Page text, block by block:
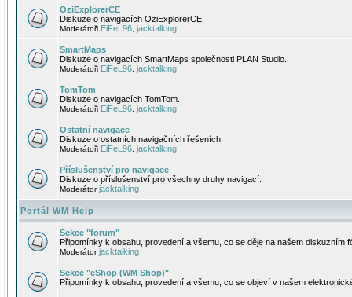
OziExplorerCE
Diskuze o navigacích OziExplorerCE.
Moderátoři EiFeL96 jacktalking
SmartMaps
Diskuze o navigacích SmartMaps společnosti PLAN Studio.
Moderátoři EiFeL96 jacktalking
TomTom
Diskuze o navigacích TomTom.
Moderátoři EiFeL96 jacktalking
Ostatní navigace
Diskuze o ostatních navigačních řešeních.
Moderátoři EiFeL96 jacktalking
Příslušenství pro navigace
Diskuze o příslušenství pro všechny druhy navigací.
Moderátorjacktalking
Portál WM Help
Sekce "forum"
Připomínky k obsahu, provedení a všemu, co se děje na našem diskuzním
Moderátorjacktalking
Sekce "eShop (WM Shop)"
Připomínky k obsahu, provedení a všemu, co se objeví v našem